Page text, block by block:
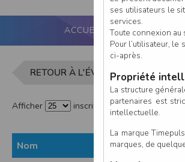
ACCUEIL PUCE ACTIVE
RETOUR À L'ÉVÈNEMENT
Afficher
inscrits par page
Nom
ses utilisateurs le
services.
Toute connexion
Pour l’utilisateur, le
ci-après.
Propriété
La structure
partenaires est
intellectuelle.
La marque
marques, de